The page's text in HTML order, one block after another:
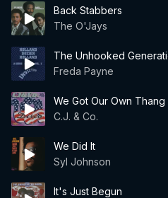
Back Stabbers
The O'Jays
The Unhooked
Freda Payne
We Got Our Own Thang
C.J. & Co.
We Did It
Syl Johnson
It's Just Begun